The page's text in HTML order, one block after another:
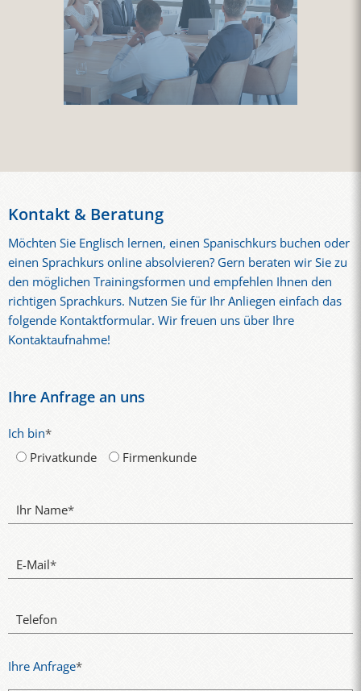
Kontakt & Beratung
Möchten Sie Englisch lernen, einen Spanischkurs buchen oder
einen Sprachkurs online absolvieren? Gern beraten wir Sie zu
den möglichen Trainingsformen und empfehlen Ihnen den
richtigen Sprachkurs. Nutzen Sie für Ihr Anliegen einfach das
folgende Kontaktformular. Wir freuen uns über Ihre
Kontaktaufnahme!
Ihre Anfrage an uns
Ich bin*
Privatkunde
Firmenkunde
Ihr Name*
E-Mail*
Telefon
Ihre Anfrage*